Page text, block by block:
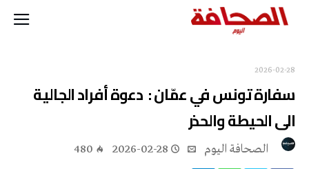
2026-02-28
سفارة تونس في عمّان : دعوة أفراد الجالية
الى الحيطة والحذر
2026-02-28
480